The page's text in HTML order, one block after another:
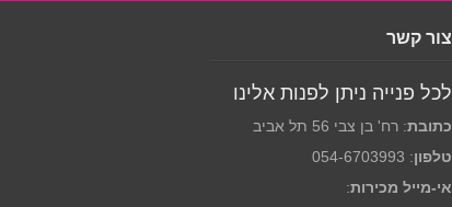
צור קשר
לכל פנייה ניתן לפנות אלינו
כתובת: רח' בן צבי 56 תל אביב
טלפון: 054-6703993
אי-מייל מכירות: